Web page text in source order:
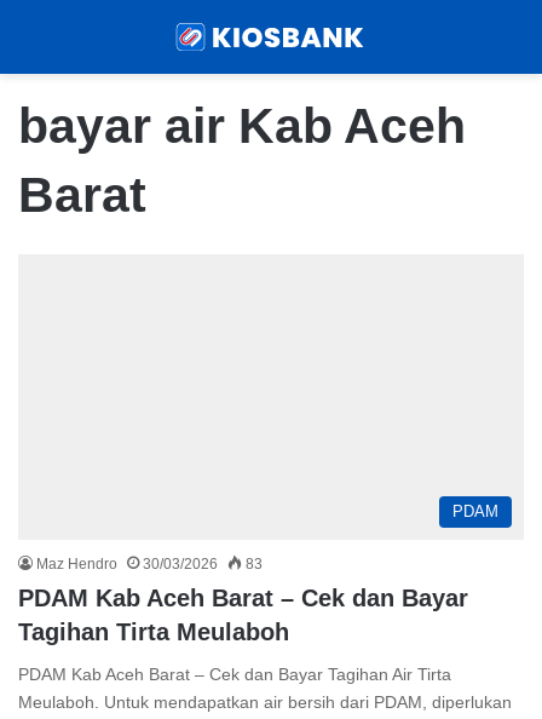
bayar air Kab Aceh
Barat
PDAM
Maz Hendro 30/03/2026 83
PDAM Kab Aceh Barat – Cek dan Bayar
Tagihan Tirta Meulaboh
PDAM Kab Aceh Barat – Cek dan Bayar Tagihan Air Tirta
Meulaboh. Untuk mendapatkan air bersih dari PDAM, diperlukan